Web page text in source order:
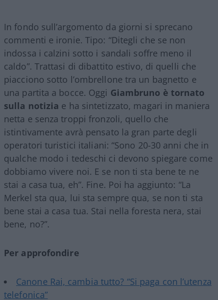
In fondo sull’argomento da giorni si sprecano
commenti e ironie. Tipo: “Ditegli che se non
indossa i calzini sotto i sandali soffre meno il
caldo”. Trattasi di dibattito estivo, di quelli che
piacciono sotto l’ombrellone tra un bagnetto e
una partita a bocce. Oggi Giambruno è tornato
sulla notizia e ha sintetizzato, magari in maniera
netta e senza troppi fronzoli, quello che
istintivamente avrà pensato la gran parte degli
operatori turistici italiani: “Sono 20-30 anni che in
qualche modo i tedeschi ci devono spiegare come
dobbiamo vivere noi. E se non ti sta bene te ne
stai a casa tua, eh”. Fine. Poi ha aggiunto: “La
Merkel sta qua, lui sta sempre qua, se non ti sta
bene stai a casa tua. Stai nella foresta nera, stai
bene, no?”.
Per approfondire
Canone Rai, cambia tutto? “Si paga con l’utenza
telefonica”